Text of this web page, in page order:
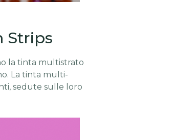
Strips
la tinta multistrato
La tinta multi-
sedute sulle loro